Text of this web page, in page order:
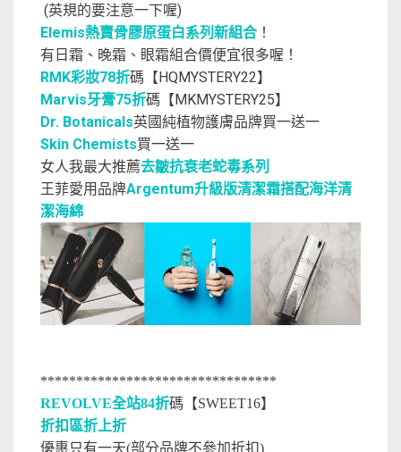
(英規的要注意一下喔)
Elemis熱賣骨膠原蛋白系列新組合 ！
有日霜、晚霜、眼霜組合價便宜很多喔！
RMK彩妝78折碼【HQMYSTERY22】
Marvis牙膏75折碼【MKMYSTERY25】
Dr. Botanicals英國純植物護膚品牌買一送一
Skin Chemists買一送一
女人我最大推薦去皺抗衰老蛇毒系列
王菲愛用品牌Argentum升級版清潔霜搭配海洋清
潔海綿
*********************************
REVOLVE全站84折碼【SWEET16】
折扣區折上折
優惠只有一天(部分品牌不參加折扣)